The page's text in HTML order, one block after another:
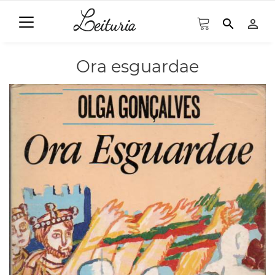
search person_outline
Ora esguardae